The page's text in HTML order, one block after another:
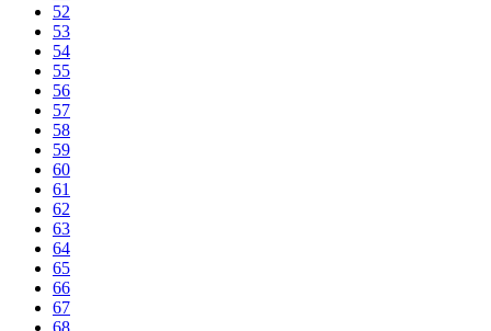
52
53
54
55
56
57
58
59
60
61
62
63
64
65
66
67
68